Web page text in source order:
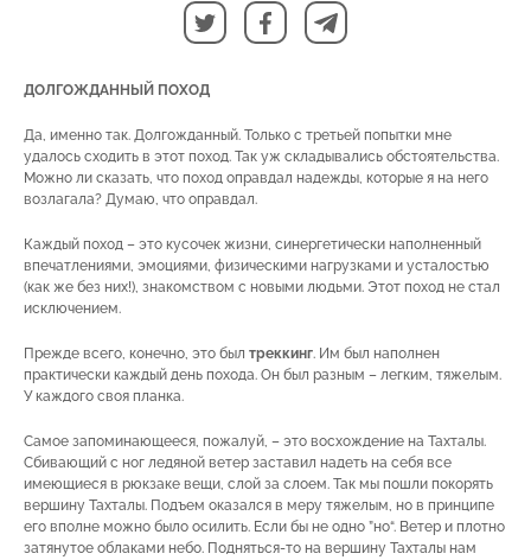
ДОЛГОЖДАННЫЙ ПОХОД
Да, именно так. Долгожданный. Только с третьей попытки мне
удалось сходить в этот поход. Так уж складывались обстоятельства.
Можно ли сказать, что поход оправдал надежды, которые я на него
возлагала? Думаю, что оправдал.
Каждый поход – это кусочек жизни, синергетически наполненный
впечатлениями, эмоциями, физическими нагрузками и усталостью
(как же без них!), знакомством с новыми людьми. Этот поход не стал
исключением.
Прежде всего, конечно, это был треккинг. Им был наполнен
практически каждый день похода. Он был разным – легким, тяжелым.
У каждого своя планка.
Самое запоминающееся, пожалуй, – это восхождение на Тахталы.
Сбивающий с ног ледяной ветер заставил надеть на себя все
имеющиеся в рюкзаке вещи, слой за слоем. Так мы пошли покорять
вершину Тахталы. Подъем оказался в меру тяжелым, но в принципе
его вполне можно было осилить. Если бы не одно ”но“. Ветер и плотно
затянутое облаками небо. Подняться-то на вершину Тахталы нам